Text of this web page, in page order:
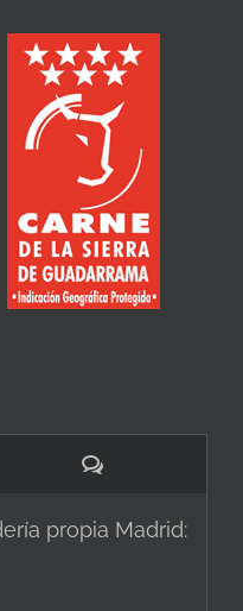
Comentarios
propia Madrid: